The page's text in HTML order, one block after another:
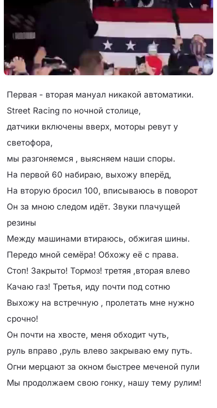
Первая - вторая мануал никакой автоматики.
Street Racing по ночной столице,
датчики включены вверх, моторы ревут у
светофора,
мы разгоняемся , выясняем наши споры.
На первой 60 набираю, выхожу вперёд,
На вторую бросил 100, вписываюсь в поворот
Он за мною следом идёт. Звуки плачущей
резины
Между машинами втираюсь, обжигая шины.
Передо мной семёра! Обхожу её с права.
Стоп! Закрыто! Тормоз! третяя ,вторая влево
Качаю газ! Третья, иду почти под сотню
Выхожу на встречную , пролетать мне нужно
срочно!
Он почти на хвосте, меня обходит чуть,
руль вправо ,руль влево закрываю ему путь.
Огни мерцают за окном быстрее меченой пули
Мы продолжаем свою гонку, нашу тему рулим!